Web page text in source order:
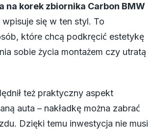
na korek zbiornika Carbon BMW
wpisuje się w ten styl. To
które chcą podkręcić estetykę
sobie życia montażem czy utratą
też praktyczny aspekt
auta – nakładkę można zabrać
Dzięki temu inwestycja nie musi